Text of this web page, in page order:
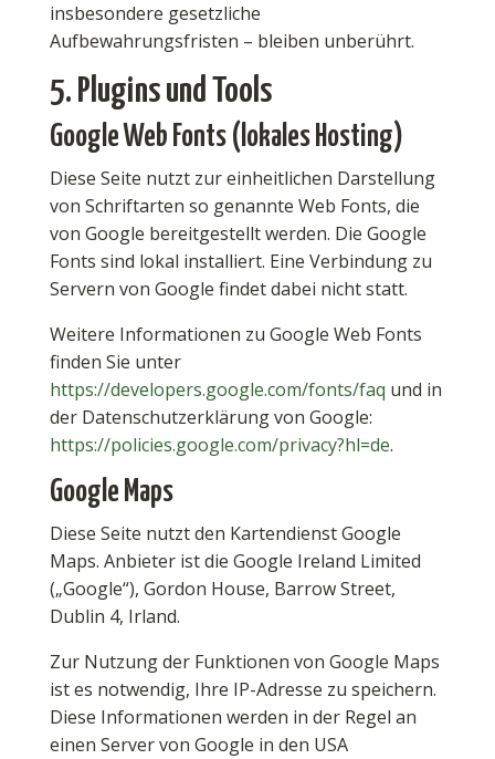
insbesondere gesetzliche
Aufbewahrungsfristen – bleiben unberührt.
5. Plugins und Tools
Google Web Fonts (lokales Hosting)
Diese Seite nutzt zur einheitlichen Darstellung
von Schriftarten so genannte Web Fonts, die
von Google bereitgestellt werden. Die Google
Fonts sind lokal installiert. Eine Verbindung zu
Servern von Google findet dabei nicht statt.
Weitere Informationen zu Google Web Fonts
finden Sie unter
https://developers.google.com/fonts/faq und in
der Datenschutzerklärung von Google:
https://policies.google.com/privacy?hl=de.
Google Maps
Diese Seite nutzt den Kartendienst Google
Maps. Anbieter ist die Google Ireland Limited
(„Google“), Gordon House, Barrow Street,
Dublin 4, Irland.
Zur Nutzung der Funktionen von Google Maps
ist es notwendig, Ihre IP-Adresse zu speichern.
Diese Informationen werden in der Regel an
einen Server von Google in den USA